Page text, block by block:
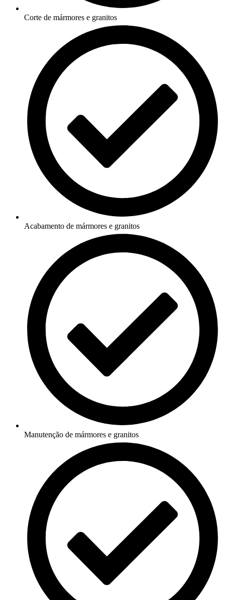
Corte de mármores e granitos
Acabamento de mármores e granitos
Manutenção de mármores e granitos